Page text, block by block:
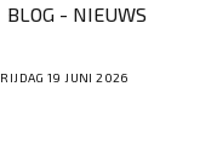
BLOG - NIEUWS
19 JUNI 2026